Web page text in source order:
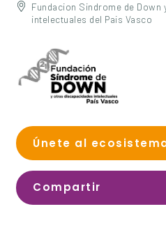
Fundacion Sindrome de
intelectuales del Pais Vasco
Únete al
Compartir